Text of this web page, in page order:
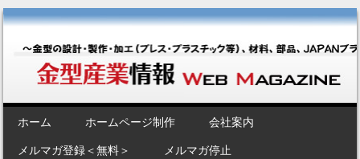
金型産業情報 [Web Magazine]
JAPANブランド“金型”のポータルサイト～
Menu
SKIP TO CONTENT
ホーム ホームページ制作 会社案内
メルマガ登録＜無料＞ メルマガ停止